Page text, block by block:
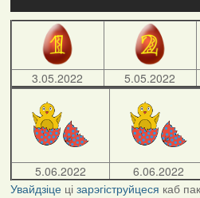
3.05.2022 5.05.2022
5.06.2022 6.06.2022
Увайдзіцеці зарэгіструйцеся каб